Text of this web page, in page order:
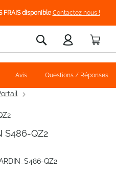
FRAIS disponible Contactez nous !
Rechercher
S486-QZ2
QZ2
Avis Questions / Réponses